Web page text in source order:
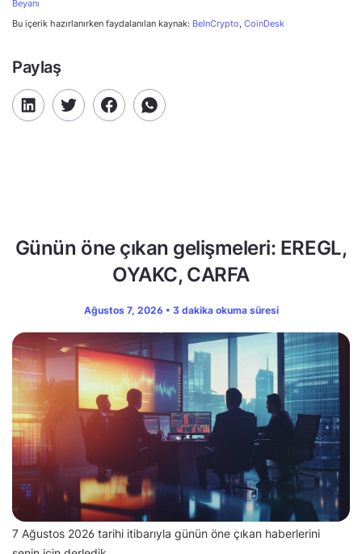
Beyanı
Bu içerik hazırlanırken faydalanılan kaynak: BeInCrypto CoinDesk
Paylaş
Günün öne çıkan gelişmeleri: EREGL,
OYAKC, CARFA
Ağustos 7, 2026 • 3 dakika okuma süresi
7 Ağustos 2026 tarihi itibarıyla günün öne çıkan haberlerini